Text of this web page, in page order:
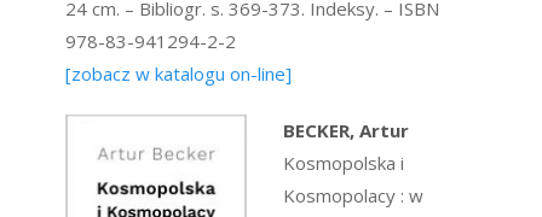
24 cm. – Bibliogr. s. 369-373. Indeksy. – ISBN
978-83-941294-2-2
[zobacz w katalogu on-line]
BECKER, Artur
Kosmopolska i
Kosmopolacy : w